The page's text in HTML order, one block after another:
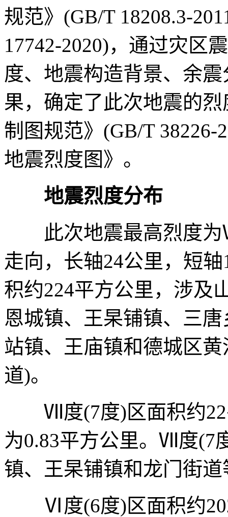
规范》(GB/T 18208.3-
17742-2020)，通过灾区
度、地震构造背景、余
果，确定了此次地震的
制图规范》(GB/T 38226-
地震烈度图》。
地震烈度分布
此次地震最高烈度为
走向，长轴24公里，短
积约224平方公里，涉及
恩城镇、王杲铺镇、三
站镇、王庙镇和德城区
道)。
Ⅶ度(7度)区面积约22
为0.83平方公里。Ⅶ度(7
镇、王杲铺镇和龙门街
Ⅵ度(6度)区面积约202